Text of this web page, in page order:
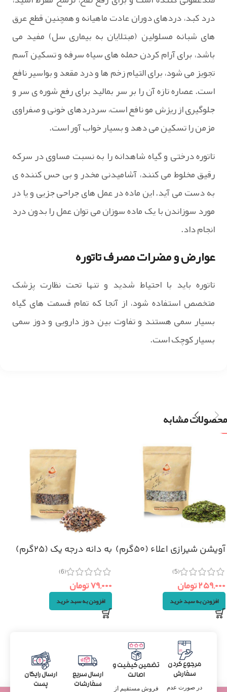
درد کبد، دردهای دوران عادت ماهیانه و همچنین قطع عرق
های شبانه مسلولین (مبتلایان به بیماری سل) مفید می
باشد، برای آرام کردن حمله های سیاه سرفه و تسکین آسم
تجویز می شود، برای التیام زخم ها و درد مقعد و بواسیر نافع
است. عصاره تازه آن را بر سر بمالید برای رفع شوره ی سر و
جلوگیری از ریزش مو نافع است، سردردهای خونی و صفراوی
مزمن را تسکین می دهد و بسیار خواب آور است.
تاتوره درختی و گیاه شاهدانه را به نسبت مساوی در سرکه
رقیق مخلوط می کنند، آشامیدنی مخدر و بی حس کننده ی
به دست می آید. این ماده در عمل های جراحی جزیی و یا در
مورد سوزاندن با یک ماده سوزان می توان عمل را بدون درد
انجام داد.
عوارض و مضرات مصرف تاتوره
تاتوره باید با احتیاط شدید و تنها تحت نظارت پزشک
متخصص استفاده شود، از آنجا که تمام قسمت های گیاه
بسیار سمی هستند و تفاوت بین دوز دارویی و دوز سمی
بسیار کوچک است.
محصولات مشابه
آویشن شیرازی اعلاء (۵۰گرم)
(5)
۲۵۹,۰۰۰تومان
افزودن به سبد خرید
به دانه درجه یک (۲۵گرم)
(6)
۷۹,۰۰۰تومان
افزودن به سبد خرید
مرجوع کردن
سفارش
در صورت عدم
تضمین کیفیت و
اصالت
فروش مستقیم از
ارسال سریع
سفارشات
ارسال رایگان
پست